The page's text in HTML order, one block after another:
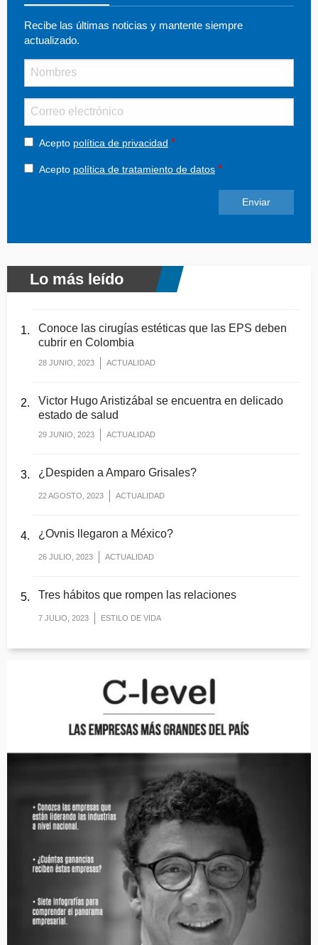
Recibe las últimas noticias y mantente siempre
actualizado.
Acepto política de privacidad
Acepto política de tratamiento de datos
Lo más leído
Conoce las cirugías estéticas que las EPS deben
cubrir en Colombia
28 JUNIO, 2023 ACTUALIDAD
Victor Hugo Aristizábal se encuentra en delicado
estado de salud
29 JUNIO, 2023 ACTUALIDAD
¿Despiden a Amparo Grisales?
22 AGOSTO, 2023 ACTUALIDAD
¿Ovnis llegaron a México?
26 JULIO, 2023 ACTUALIDAD
Tres hábitos que rompen las relaciones
7 JULIO, 2023 ESTILO DE VIDA